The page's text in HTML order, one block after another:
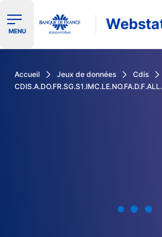
Ouvrir le menu de navigation
MENU
Accueil Jeux de données
Cdis